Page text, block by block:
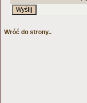
Wróć do strony..